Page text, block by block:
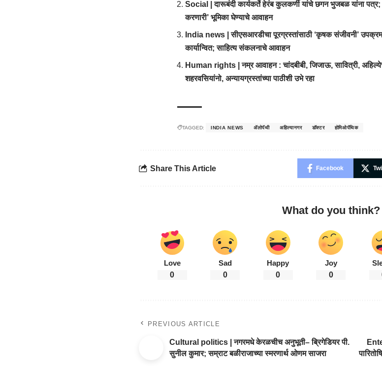
Social | दारूबंदी कार्यकर्ते हेरंब कुलकर्णी यांचे छगन भुजबळ यांना पत्र;
करणारी’ भूमिका घेण्याचे आवाहन
India news | सीएसआरडीचा पूरग्रस्तांसाठी ‘कृषक संजीवनी’
कार्यान्वित; साहित्य संकलनाचे आवाहन
Human rights | नम्र आवाहन : चांदबीबी, जिजाऊ, सावित्री,
शहरवसियांनो, अन्यायग्रस्तांच्या पाठीशी उभे रहा
TAGGED: INDIA NEWS ॲलोपॅथी अहिल्यानगर डॉक्टर होमिओपॅथिक
Share This Article Facebook
What do you think?
Love
0
Sad
0
Happy
0
Joy
0
PREVIOUS ARTICLE
Cultural politics | नगरमधे केरळचीच अनुभूती– ब्रिगेडियर पी.
सुनील कुमार; सम्राट बळीराजाच्या स्मरणार्थ ओणम साजरा